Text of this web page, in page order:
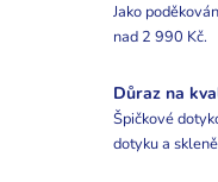
Jako
nad 2 990 Kč.
Důraz na
Špičkové
dotyku a